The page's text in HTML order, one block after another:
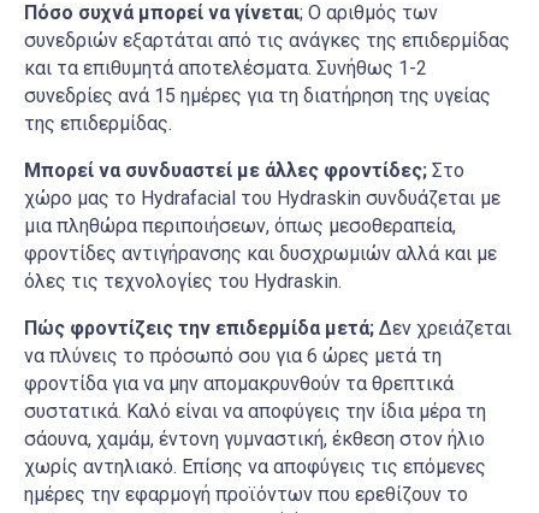
Πόσο συχνά μπορεί να γίνεται; Ο αριθμός των
συνεδριών εξαρτάται από τις ανάγκες της επιδερμίδας
και τα επιθυμητά αποτελέσματα. Συνήθως 1-2
συνεδρίες ανά 15 ημέρες για τη διατήρηση της υγείας
της επιδερμίδας.
Μπορεί να συνδυαστεί με άλλες φροντίδες; Στο
χώρο μας το Ηydrafacial του Hydraskin συνδυάζεται με
μια πληθώρα περιποιήσεων, όπως μεσοθεραπεία,
φροντίδες αντιγήρανσης και δυσχρωμιών αλλά και με
όλες τις τεχνολογίες του Hydraskin.
Πώς φροντίζεις την επιδερμίδα μετά; Δεν χρειάζεται
να πλύνεις το πρόσωπό σου για 6 ώρες μετά τη
φροντίδα για να μην απομακρυνθούν τα θρεπτικά
συστατικά. Καλό είναι να αποφύγεις την ίδια μέρα τη
σάουνα, χαμάμ, έντονη γυμναστική, έκθεση στον ήλιο
χωρίς αντηλιακό. Επίσης να αποφύγεις τις επόμενες
ημέρες την εφαρμογή προϊόντων που ερεθίζουν το